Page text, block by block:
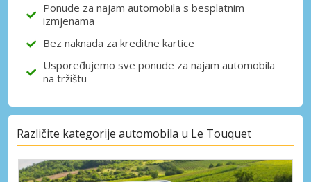
Ponude za najam automobila s besplatnim
izmjenama
Bez naknada za kreditne kartice
Uspoređujemo sve ponude za najam automobila
na tržištu
Različite kategorije automobila u Le Touquet